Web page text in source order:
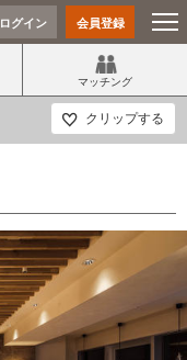
ログイン 会員登録
マッチング
クリップする